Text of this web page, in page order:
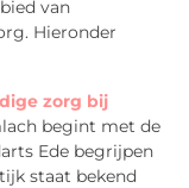
van
Hieronder
zorg bij
begint met de
Ede begrijpen
staat bekend